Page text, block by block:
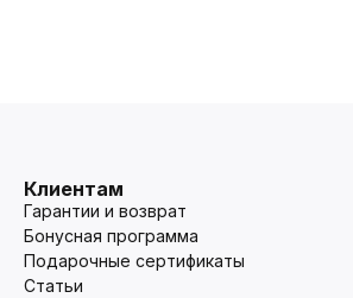
Клиентам
Гарантии и возврат
Бонусная программа
Подарочные сертификаты
Статьи